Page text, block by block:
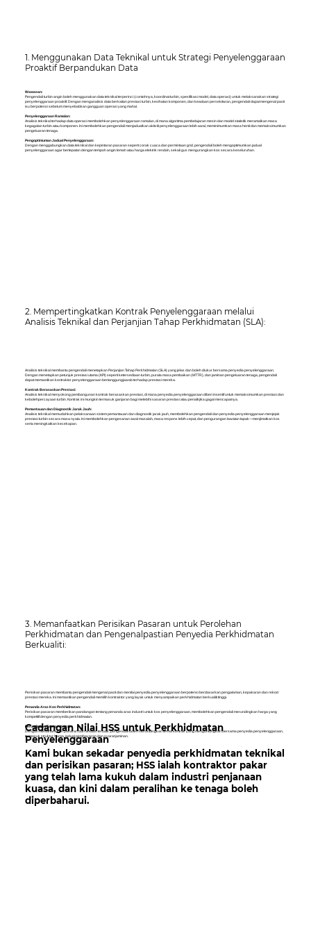
1. Menggunakan Data Teknikal untuk Strategi Penyelenggaraan
Proaktif Berpandukan Data
Wawasan:
Pengendali turbin angin boleh menggunakan data teknikal terperinci (contohnya, koordinat turbin, spesifikasi model, data operasi) untuk melaksanakan strategi
penyelenggaraan proaktif. Dengan menganalisis data berkaitan prestasi turbin, kesihatan komponen, dan keadaan persekitaran, pengendali dapat mengenal pasti
isu berpotensi sebelum menyebabkan gangguan operasi yang mahal.
Penyelenggaraan Ramalan:
Analisis teknikal terhadap data operasi membolehkan penyelenggaraan ramalan, di mana algoritma pembelajaran mesin dan model statistik meramalkan masa
kegagalan turbin atau komponen. Ini membolehkan pengendali menjadualkan aktiviti penyelenggaraan lebih awal, meminimumkan masa henti dan memaksimumkan
pengeluaran tenaga.
Pengoptimuman Jadual Penyelenggaraan:
Dengan menggabungkan data teknikal dan kepintaran pasaran seperti corak cuaca dan permintaan grid, pengendali boleh mengoptimumkan jadual
penyelenggaraan agar bertepatan dengan tempoh angin lemah atau harga elektrik rendah, sekali gus mengurangkan kos secara keseluruhan.
2. Mempertingkatkan Kontrak Penyelenggaraan melalui
Analisis Teknikal dan Perjanjian Tahap Perkhidmatan (SLA):
Analisis teknikal membantu pengendali menetapkan Perjanjian Tahap Perkhidmatan (SLA) yang jelas dan boleh diukur bersama penyedia penyelenggaraan.
Dengan menetapkan petunjuk prestasi utama (KPI) seperti ketersediaan turbin, purata masa pembaikan (MTTR), dan jaminan pengeluaran tenaga, pengendali
dapat memastikan kontraktor penyelenggaraan bertanggungjawab terhadap prestasi mereka.
Kontrak Berasaskan Prestasi:
Analisis teknikal menyokong pembangunan kontrak berasaskan prestasi, di mana penyedia penyelenggaraan diberi insentif untuk memaksimumkan prestasi dan
kebolehpercayaan turbin. Kontrak ini mungkin termasuk ganjaran bagi melebihi sasaran prestasi atau penalti jika gagal mencapainya.
Pemantauan dan Diagnostik Jarak Jauh:
Analisis teknikal memudahkan pelaksanaan sistem pemantauan dan diagnostik jarak jauh, membolehkan pengendali dan penyedia penyelenggaraan menjejak
prestasi turbin secara masa nyata. Ini membolehkan pengesanan awal masalah, masa respons lebih cepat, dan pengurangan lawatan tapak—menjimatkan kos
serta meningkatkan kecekapan.
3. Memanfaatkan Perisikan Pasaran untuk Perolehan
Perkhidmatan dan Pengenalpastian Penyedia Perkhidmatan
Berkualiti:
Perisikan pasaran membantu pengendali mengenal pasti dan menilai penyedia penyelenggaraan berpotensi berdasarkan pengalaman, kepakaran dan rekod
prestasi mereka. Ini memastikan pengendali memilih kontraktor yang layak untuk menyampaikan perkhidmatan berkualiti tinggi.
Penanda Aras Kos Perkhidmatan:
Perisikan pasaran memberikan pandangan tentang penanda aras industri untuk kos penyelenggaraan, membolehkan pengendali merundingkan harga yang
kompetitif dengan penyedia perkhidmatan.
Perundingan Terma Kontrak:
Dengan memahami tren pasaran dan amalan terbaik, pengendali boleh merundingkan terma kontrak yang menguntungkan bersama penyedia penyelenggaraan,
termasuk struktur harga, jadual pembayaran dan syarat jaminan.
Cadangan Nilai HSS untuk Perkhidmatan
Penyelenggaraan
Kami bukan sekadar penyedia perkhidmatan teknikal
dan perisikan pasaran; HSS ialah kontraktor pakar
yang telah lama kukuh dalam industri penjanaan
kuasa, dan kini dalam peralihan ke tenaga boleh
diperbaharui.